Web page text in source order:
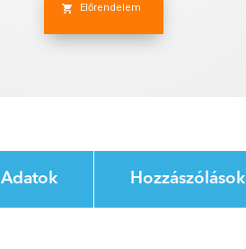
Előrendelem
Adatok Hozzászólások